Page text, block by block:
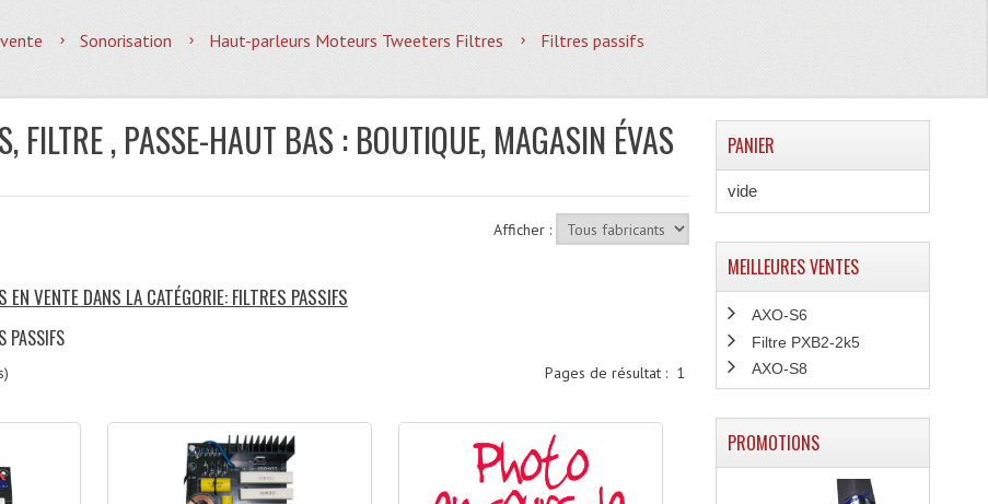
Sonorisation Haut-parleurs Moteurs Tweeters Filtres Filtres passifs
FILTRE , PASSE-HAUT BAS : BOUTIQUE, MAGASIN ÉVAS
Afficher :
EN VENTE DANS LA CATÉGORIE: FILTRES PASSIFS
PASSIFS
Pages de résultat : 1
PANIER
vide
MEILLEURES VENTES
AXO-S6
Filtre PXB2-2k5
AXO-S8
PROMOTIONS